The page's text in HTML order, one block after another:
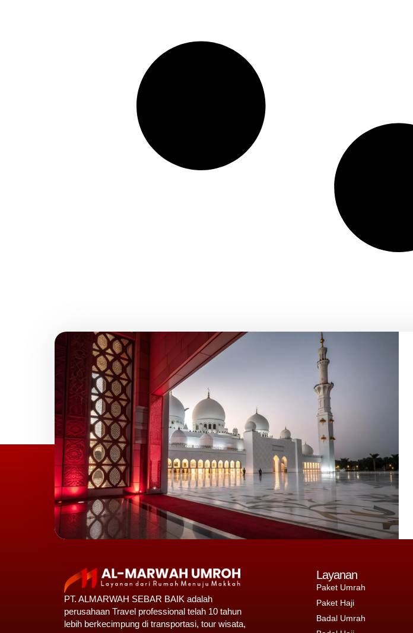
PT. ALMARWAH SEBAR BAIK adalah
perusahaan Travel professional telah 10 tahun
lebih berkecimpung di transportasi, tour wisata,
Layanan
Paket Umrah
Paket Haji
Badal Umrah